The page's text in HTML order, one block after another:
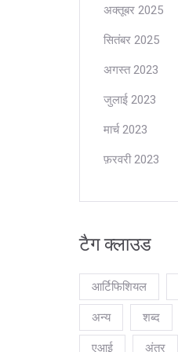
अक्तूबर 2025
सितंबर 2025
अगस्त 2023
जुलाई 2023
मार्च 2023
फ़रवरी 2023
टैग क्लाउड
आर्टिफिशियल
अन्य शब्द
एआई अंतर